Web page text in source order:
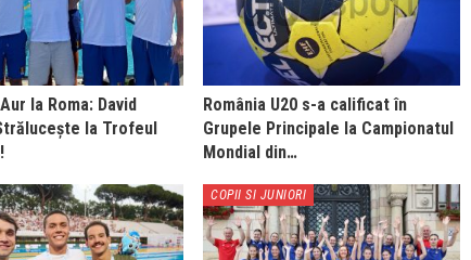
la Roma: David
la Trofeul
România U20 s-a calificat în
Grupele Principale la Campionatul
Mondial din…
COPII SI JUNIORI